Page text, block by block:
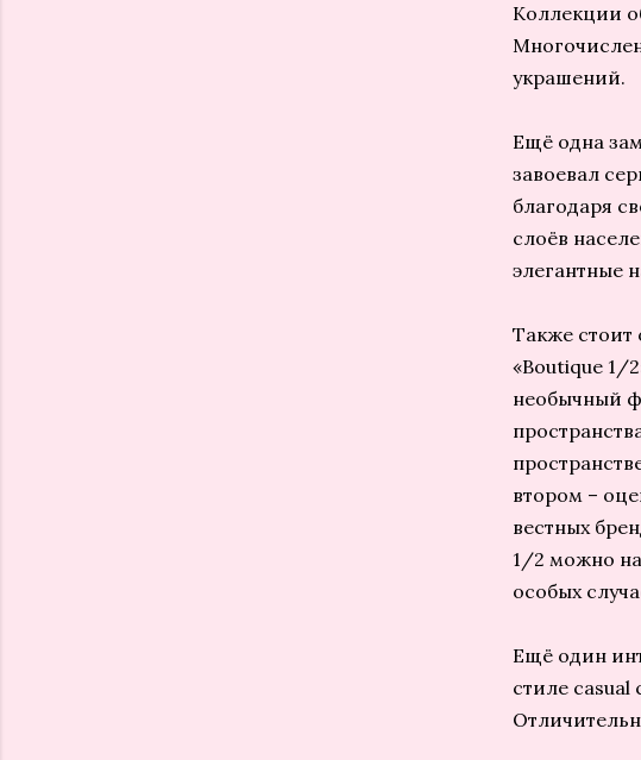
Коллекции
украшений.
Ещё одна
завоевал
благодаря
слоёв
элегантные
Также стоит
«Boutique 1/
необычный
втором –
вестных
1/2 можно
особых
Ещё один
стиле